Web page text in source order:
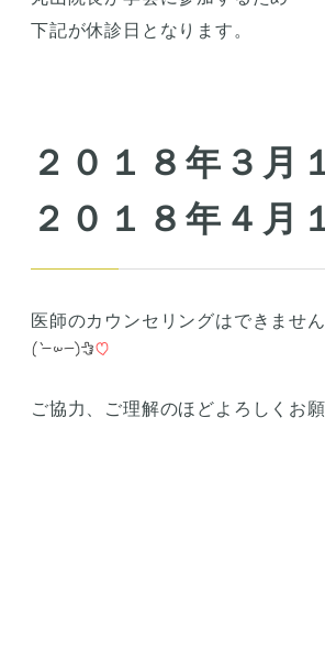
下記が休診日となります。
２０１８年３月
２０１８年４月
医師のカウンセリングはできませ
ご協力、ご理解のほどよろしくお